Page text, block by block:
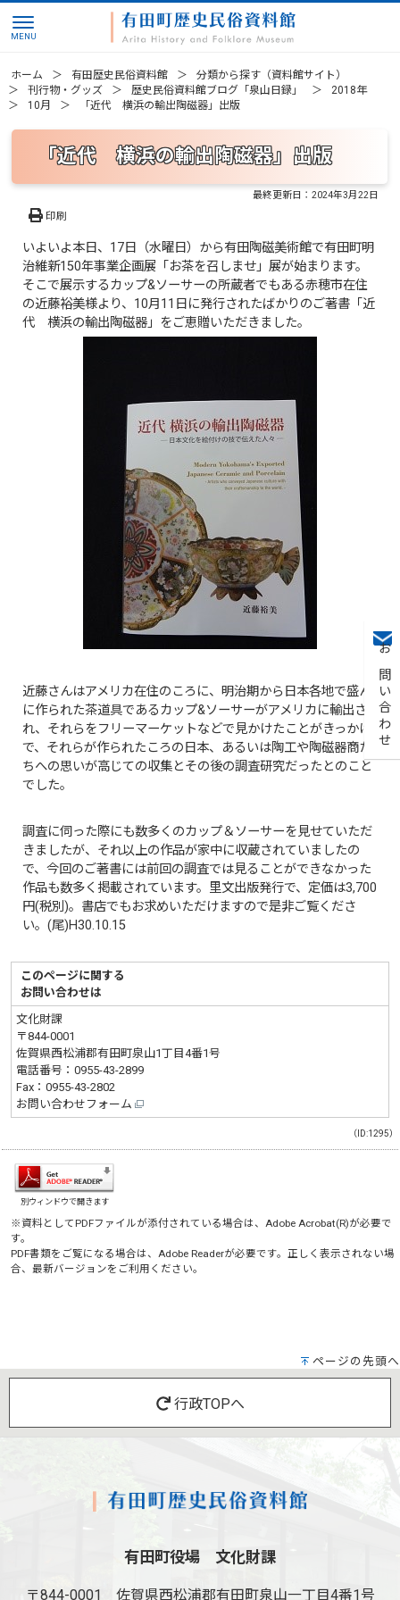
お問い合わせ
ホーム 有田歴史民俗資料館
分類から探す（資料館サイト）
刊行物・グッズ
歴史民俗資料館ブログ「泉山日録」
2018年
10月
「近代 横浜の輸出陶磁器」出版
「近代 横浜の輸出陶磁器」出版
最終更新日：2024年3月22日
印刷
いよいよ本日、17日（水曜日）から有田陶磁美術館で有田町明
治維新150年事業企画展「お茶を召しませ」展が始まります。
そこで展示するカップ&ソーサーの所蔵者でもある赤穂市在住
の近藤裕美様より、10月11日に発行されたばかりのご著書「近
代 横浜の輸出陶磁器」をご恵贈いただきました。
近藤さんはアメリカ在住のころに、明治期から日本各地で盛ん
に作られた茶道具であるカップ&ソーサーがアメリカに輸出さ
れ、それらをフリーマーケットなどで見かけたことがきっかけ
で、それらが作られたころの日本、あるいは陶工や陶磁器商た
ちへの思いが高じての収集とその後の調査研究だったとのこと
でした。
調査に伺った際にも数多くのカップ＆ソーサーを見せていただ
きましたが、それ以上の作品が家中に収蔵されていましたの
で、今回のご著書には前回の調査では見ることができなかった
作品も数多く掲載されています。里文出版発行で、定価は3,700
円(税別)。書店でもお求めいただけますので是非ご覧くださ
い。(尾)H30.10.15
このページに関する
お問い合わせは
文化財課
〒844-0001
佐賀県西松浦郡有田町泉山1丁目4番1号
電話番号：0955-43-2899
Fax：0955-43-2802
お問い合わせフォーム
（ID:1295）
別ウィンドウで開きます
※資料としてPDFファイルが添付されている場合は、Adobe Acrobat(R)が必要で
す。
PDF書類をご覧になる場合は、Adobe Readerが必要です。正しく表示されない場
合、最新バージョンをご利用ください。
ページの先頭へ
行政TOPへ
有田町役場 文化財課
〒844-0001 佐賀県西松浦郡有田町泉山一丁目4番1号